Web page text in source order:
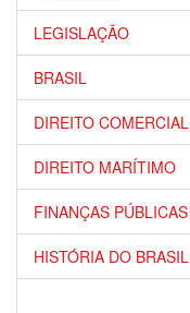
LEGISLAÇÃO
BRASIL
DIREITO COMERCIAL
DIREITO MARÍTIMO
FINANÇAS PÚBLICAS
HISTÓRIA DO BRASIL